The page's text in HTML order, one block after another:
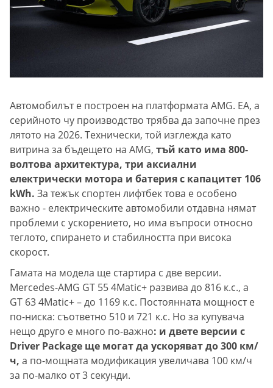
Автомобилът е построен на платформата AMG. EA, а
серийното чу производство трябва да започне през
лятото на 2026. Технически, той изглежда като
витрина за бъдещето на AMG, тъй като има 800-
волтова архитектура, три аксиални
електрически мотора и батерия с капацитет 106
kWh. За тежък спортен лифтбек това е особено
важно - електрическите автомобили отдавна нямат
проблеми с ускорението, но има въпроси относно
теглото, спирането и стабилността при висока
скорост.
Гамата на модела ще стартира с две версии.
Mercedes-AMG GT 55 4Matic+ развива до 816 к.с., а
GT 63 4Matic+ – до 1169 к.с. Постоянната мощност е
по-ниска: съответно 510 и 721 к.с. Но за купувача
нещо друго е много по-важно: и двете версии с
Driver Package ще могат да ускоряват до 300 км/
ч, а по-мощната модификация увеличава 100 км/ч
за по-малко от 3 секунди.